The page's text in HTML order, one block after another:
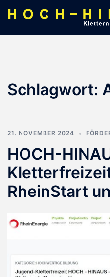
Inhalt
Schlagwort:
21. NOVEMBER 2024
HOCH-
RheinStart